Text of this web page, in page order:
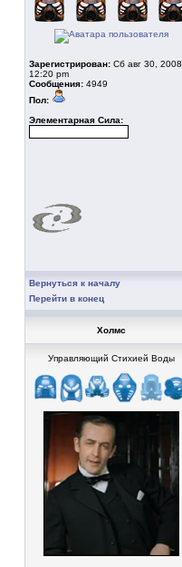
Зарегистрирован: Сб авг 30, 2008
12:20 pm
Сообщения: 4949
Пол:
Элементарная Сила:
Вернуться к началу
Перейти в конец
Холмс
Управляющий Стихией Воды